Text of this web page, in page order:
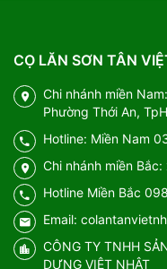
CỌ LĂN SƠN TÂN
Chi nhánh miền
Phường Thới An,
Hotline: Miền Nam
Chi nhánh miền
Hotline Miền Bắc
Email:
CÔNG TY TNHH
DỰNG VIỆT NHẬT